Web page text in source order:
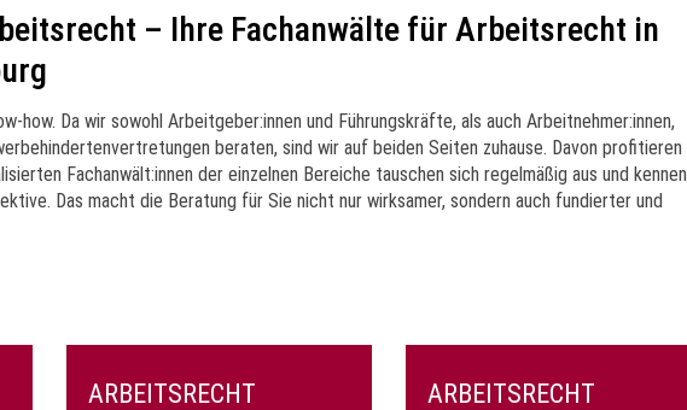
– Ihre Fachanwälte für Arbeitsrecht in
how. Da wir sowohl Arbeitgeber:innen und Führungskräfte, als auch Arbeitnehmer:innen,
beraten, sind wir auf beiden Seiten zuhause. Davon profitieren
Fachanwält:innen der einzelnen Bereiche tauschen sich regelmäßig aus und kennen
Das macht die Beratung für Sie nicht nur wirksamer, sondern auch fundierter und
ARBEITSRECHT
ARBEITSRECHT